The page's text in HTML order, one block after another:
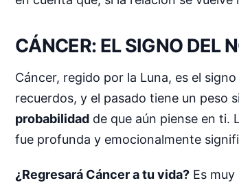
CÁNCER: EL SIGNO DEL
Cáncer, regido por la Luna, es el
recuerdos, y el pasado tiene un peso
probabilidad de que aún piense en ti.
fue profunda y emocionalmente
¿Regresará Cáncer a tu vida? Es